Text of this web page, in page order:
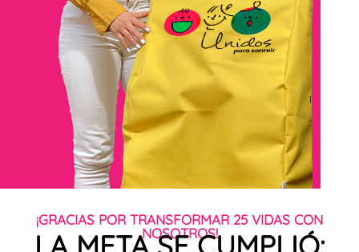
¡GRACIAS POR TRANSFORMAR 25 VIDAS CON
NOSOTROS!